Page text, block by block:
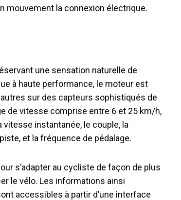
mouvement la connexion électrique.
une sensation naturelle de
à haute performance, le moteur est
sur des capteurs sophistiqués de
de vitesse comprise entre 6 et 25 km/h,
vitesse instantanée, le couple, la
et la fréquence de pédalage.
s’adapter au cycliste de façon de plus
le vélo. Les informations ainsi
accessibles à partir d’une interface